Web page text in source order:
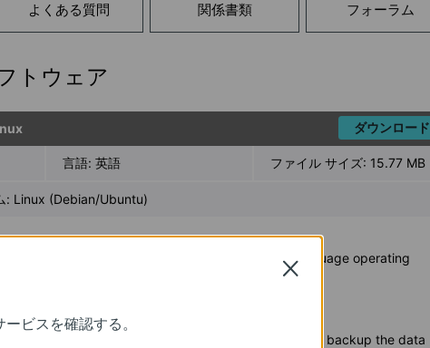
よくある質問 関係書類 フォーラム
トウェア
ダウンロード
言語: 英語 ファイル サイズ: 15.77 MB
: Linux (Debian/Ubuntu)
Pharos Control may not work normally in Turkish language operating
the older version, it will cover previous data. So please backup the data
ビスを確認する。
Close